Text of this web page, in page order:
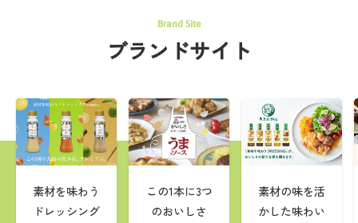
Brand Site
ブランドサイト
素材を味わう
ドレッシング
この1本に3つ
のおいしさ
素材の味を活
かした味わい